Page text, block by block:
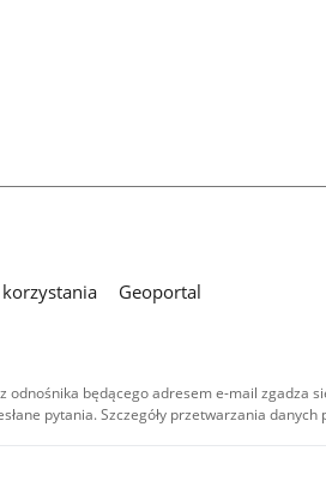
Geoportal
będącego adresem e-mail zgadza
pytania. Szczegóły przetwarzania danych